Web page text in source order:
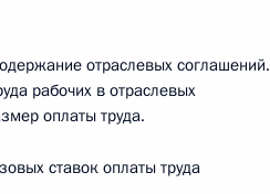
отраслевых соглашений.
рабочих в отраслевых
оплаты труда.
ставок оплаты труда